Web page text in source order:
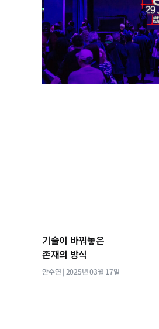
기술이 바꿔놓은
존재의 방식
안수연 2025년 03월 17일